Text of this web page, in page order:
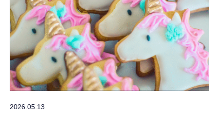
2026.05.13